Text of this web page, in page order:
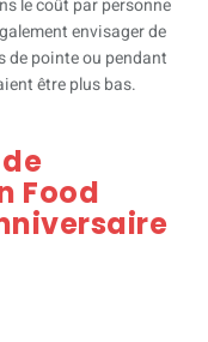
le coût par personne
envisager de
de pointe ou pendant
être plus bas.
Food